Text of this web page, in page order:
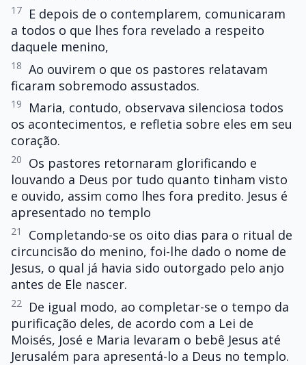
17
E depois de o contemplarem, comunicaram
a todos o que lhes fora revelado a respeito
daquele menino,
18 Ao ouvirem o que os pastores relatavam
ficaram sobremodo assustados.
19
Maria, contudo, observava silenciosa todos
os acontecimentos, e refletia sobre eles em seu
coração.
20
Os pastores retornaram glorificando e
louvando a Deus por tudo quanto tinham visto
e ouvido, assim como lhes fora predito. Jesus é
apresentado no templo
21
Completando-se os oito dias para o ritual de
circuncisão do menino, foi-lhe dado o nome de
Jesus, o qual já havia sido outorgado pelo anjo
antes de Ele nascer.
22
De igual modo, ao completar-se o tempo da
purificação deles, de acordo com a Lei de
Moisés, José e Maria levaram o bebê Jesus até
Jerusalém para apresentá-lo a Deus no templo.